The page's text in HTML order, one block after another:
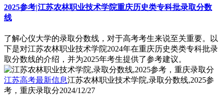
2025参考|江苏农林职业技术学院重庆历史类专科批录取分数
线
了解心仪大学的录取分数线，对于高考考生来说至关重要。以
下是对江苏农林职业技术学院2024年在重庆历史类类专科批录
取分数线的介绍，并为2025年考生提供了参考建议。
江苏高考最新信息江苏农林职业技术学院,录取分数线,2025参
考，重庆录取分2024/12/27